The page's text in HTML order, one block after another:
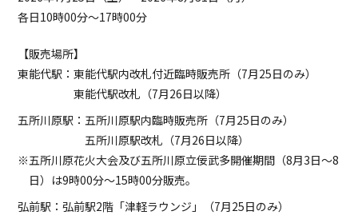
各日10時00分～17時00分
【販売場所】
東能代駅：東能代駅内改札付近臨時販売所（7月25日のみ）
東能代駅改札（7月26日以降）
五所川原駅：五所川原駅内臨時販売所（7月25日のみ）
五所川原駅改札（7月26日以降）
※五所川原花火大会及び五所川原立佞武多開催期間（8月3日～8
日）は9時00分～15時00分販売。
弘前駅：弘前駅2階「津軽ラウンジ」（7月25日のみ）